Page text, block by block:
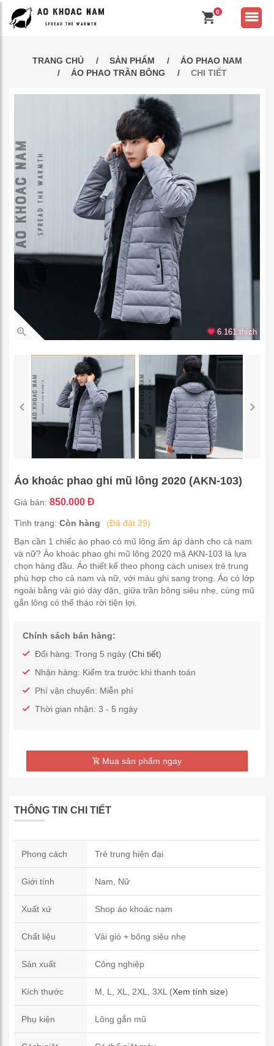
0
TRANG CHỦ SẢN PHẨM
ÁO PHAO NAM
ÁO PHAO TRẦN BÔNG
CHI TIẾT
6.161 thích
Áo khoác phao ghi mũ lông 2020 (AKN-103)
Giá bán: 850.000 Đ
Tình trạng: Còn hàng
(Đã đặt 29)
Bạn cần 1 chiếc áo phao có mũ lông ấm áp dành cho cả nam
và nữ? Áo khoác phao ghi mũ lông 2020 mã AKN-103 là lựa
chọn hàng đầu. Áo thiết kế theo phong cách unisex trẻ trung
phù hợp cho cả nam và nữ, với màu ghi sang trọng. Áo có lớp
ngoài bằng vải gió dày dặn, giữa trần bông siêu nhẹ, cùng mũ
gắn lông có thể tháo rời tiện lợi.
Chính sách bán hàng:
Đổi hàng: Trong 5 ngày (Chi tiết)
Nhận hàng: Kiểm tra trước khi thanh toán
Phí vận chuyển: Miễn phí
Thời gian nhận: 3 - 5 ngày
Mua sản phẩm ngay
THÔNG TIN CHI TIẾT
Phong cách Trẻ trung hiện đại
Giới tính Nam, Nữ
Xuất xứ Shop áo khoác nam
Chất liệu Vải gió + bông siêu nhẹ
Sản xuất Công nghiệp
Kích thước M, L, XL, 2XL, 3XL (Xem tính size)
Phụ kiện Lông gắn mũ